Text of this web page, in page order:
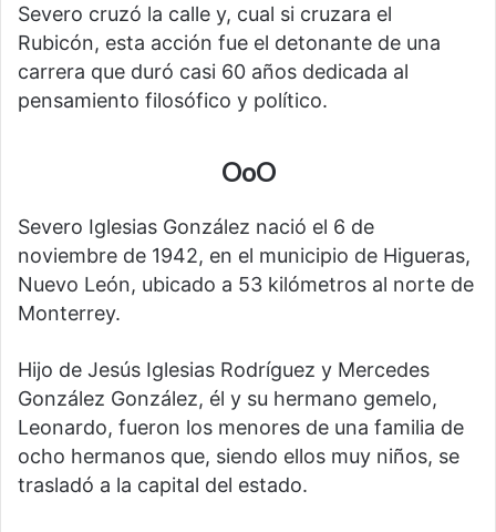
Severo cruzó la calle y, cual si cruzara el
Rubicón, esta acción fue el detonante de una
carrera que duró casi 60 años dedicada al
pensamiento filosófico y político.
OoO
Severo Iglesias González nació el 6 de
noviembre de 1942, en el municipio de Higueras,
Nuevo León, ubicado a 53 kilómetros al norte de
Monterrey.
Hijo de Jesús Iglesias Rodríguez y Mercedes
González González, él y su hermano gemelo,
Leonardo, fueron los menores de una familia de
ocho hermanos que, siendo ellos muy niños, se
trasladó a la capital del estado.